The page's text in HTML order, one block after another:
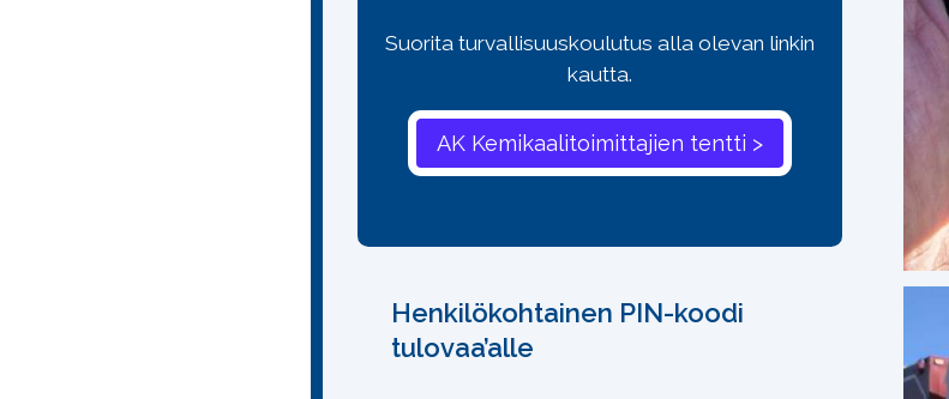
Suorita turvallisuuskoulutus alla olevan linkin
kautta.
Henkilökohtainen PIN-koodi
tulovaa’alle